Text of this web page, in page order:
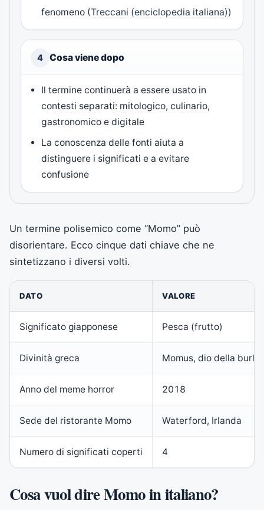
fenomeno (Treccani (enciclopedia italiana))
4 Cosa viene dopo
Il termine continuerà a essere usato in
contesti separati: mitologico, culinario,
gastronomico e digitale
La conoscenza delle fonti aiuta a
distinguere i significati e a evitare
confusione
Un termine polisemico come “Momo” può
disorientare. Ecco cinque dati chiave che ne
sintetizzano i diversi volti.
DATO VALORE
Significato giapponese Pesca (frutto)
Divinità greca Momus, dio della burla
Anno del meme horror 2018
Sede del ristorante Momo Waterford, Irlanda
Numero di significati coperti 4
Cosa vuol dire Momo in italiano?